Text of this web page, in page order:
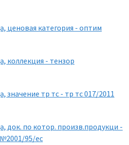
ценовая категория - оптим
коллекция - тензор
значение тр тс - тр тс 017/2011
док. по котор. произв.продукци -
95/ес